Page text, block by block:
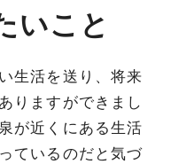
いこと
生活を送り、将来
りますができまし
が近くにある生活
ているのだと気づ